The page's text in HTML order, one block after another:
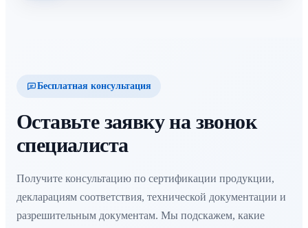
Бесплатная консультация
Оставьте заявку на звонок
специалиста
Получите консультацию по сертификации продукции,
декларациям соответствия, технической документации и
разрешительным документам. Мы подскажем, какие